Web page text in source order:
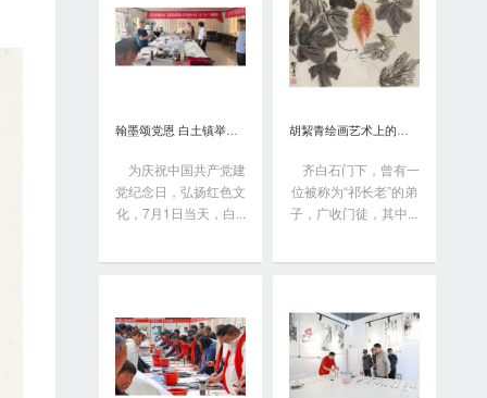
翰墨颂党恩 白土镇举办书画笔会庆“七一”
为庆祝中国共产党建
党纪念日，弘扬红色文
化，7月1日当天，白...
胡絜青绘画艺术上的精深造诣从何而来?
齐白石门下，曾有一
位被称为“祁长老”的弟
子，广收门徒，其中...